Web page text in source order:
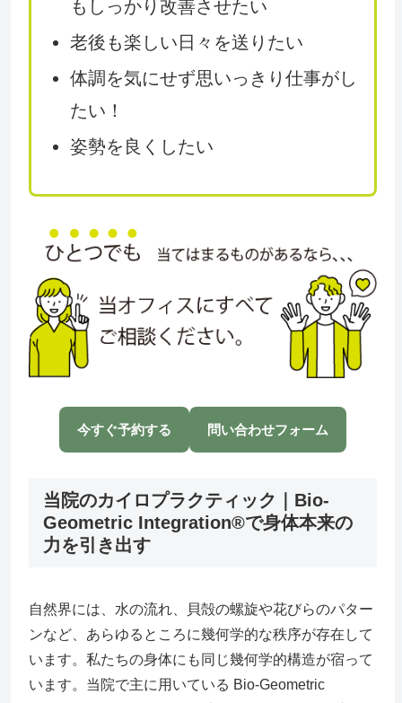
もしっかり改善させたい
老後も楽しい日々を送りたい
体調を気にせず思いっきり仕事がし
たい！
姿勢を良くしたい
今すぐ予約する 問い合わせフォーム
当院のカイロプラクティック｜Bio-
Geometric Integration®で身体本来の
力を引き出す
自然界には、水の流れ、貝殻の螺旋や花びらのパター
ンなど、あらゆるところに幾何学的な秩序が存在して
います。私たちの身体にも同じ幾何学的構造が宿って
います。当院で主に用いている Bio-Geometric